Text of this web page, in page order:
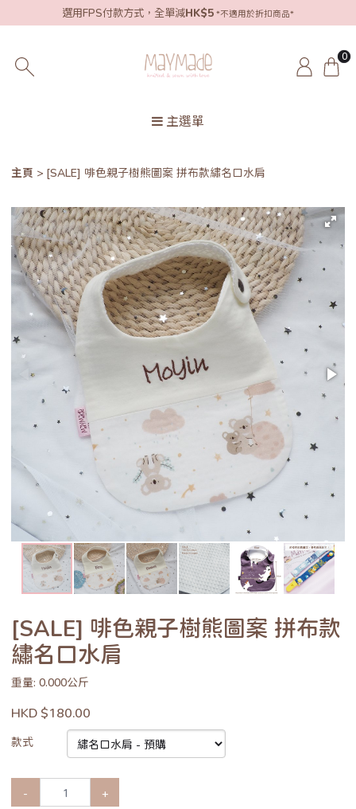
選用FPS付款方式，全單減HK$5 *不適用於折扣商品*
0
主選單
主頁 [SALE] 啡色親子樹熊圖案 拼布款繡名口水肩
[SALE] 啡色親子樹熊圖案 拼布款
繡名口水肩
重量: 0.000公斤
HKD $180.00
款式
- +